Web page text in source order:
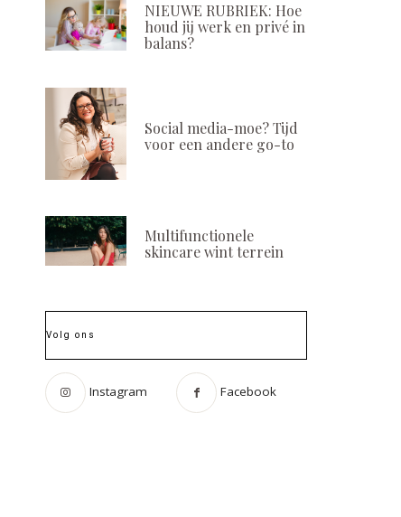
NIEUWE RUBRIEK: Hoe
houd jij werk en privé in
balans?
Social media-moe? Tijd
voor een andere go-to
Multifunctionele
skincare wint terrein
Volg ons
Instagram Facebook